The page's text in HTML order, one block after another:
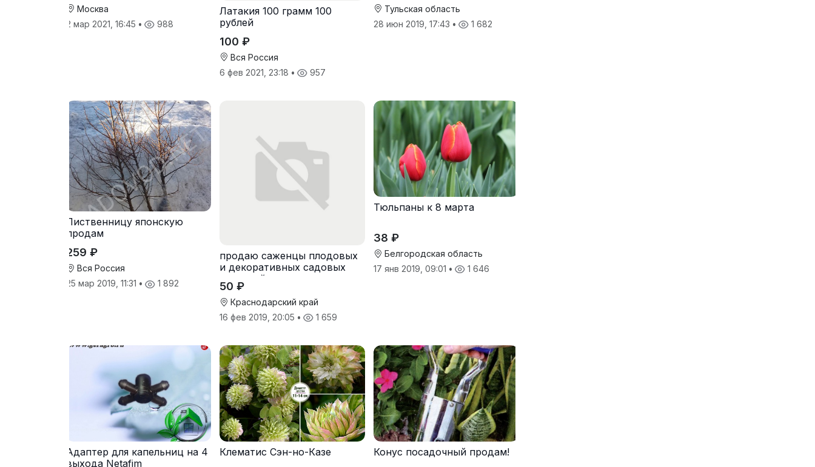
Москва
2 мар 2021, 16:45 • 988
Латакия 100 грамм 100
рублей
100 ₽
Вся Россия
6 фев 2021, 23:18 • 957
Тульская область
28 июн 2019, 17:43 • 1 682
Лиственницу японскую
продам
259 ₽
Вся Россия
25 мар 2019, 11:31 • 1 892
продаю саженцы плодовых
и декоративных садовых
растений и деревьев
50 ₽
Краснодарский край
16 фев 2019, 20:05 • 1 659
Тюльпаны к 8 марта
38 ₽
Белгородская область
17 янв 2019, 09:01 • 1 646
Адаптер для капельниц на 4
выхода Netafim
Клематис Сэн-но-Казе Конус посадочный продам!